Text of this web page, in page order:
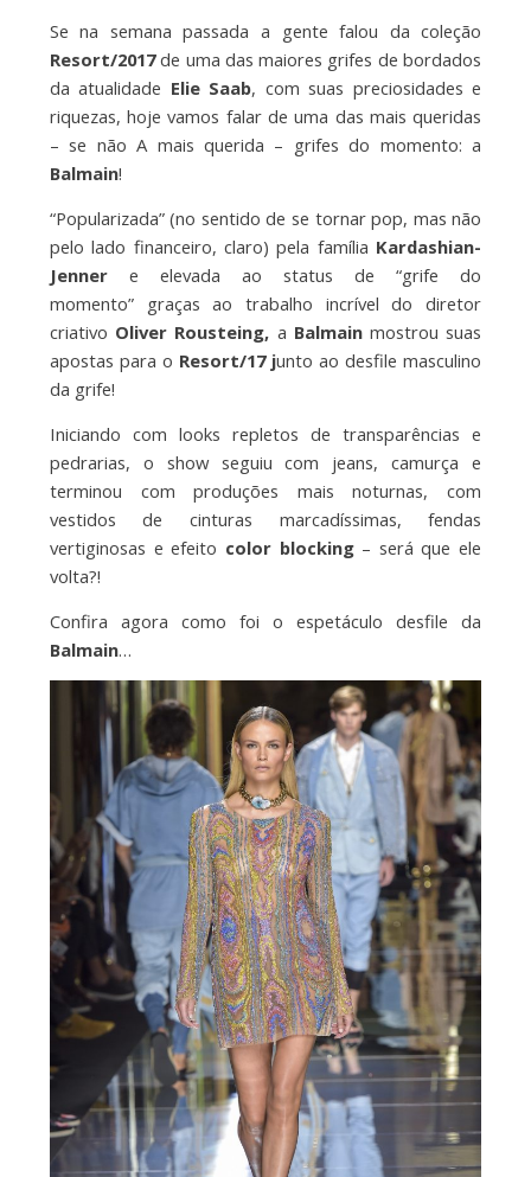
Se na semana passada a gente falou da coleção
Resort/2017de uma das maiores grifes de bordados
da atualidade Elie Saab, com suas preciosidades e
riquezas, hoje vamos falar de uma das mais queridas
– se não A mais querida – grifes do momento: a
Balmain!
“Popularizada” (no sentido de se tornar pop, mas não
pelo lado financeiro, claro) pela família Kardashian-
Jennere elevada ao status de “grife do
momento” graças ao trabalho incrível do diretor
criativo Oliver Rousteing, a Balmainmostrou suas
apostas para o Resort/17 junto ao desfile masculino
da grife!
Iniciando com looks repletos de transparências e
pedrarias, o show seguiu com jeans, camurça e
terminou com produções mais noturnas, com
vestidos de cinturas marcadíssimas, fendas
vertiginosas e efeito color blocking– será que ele
volta?!
Confira agora como foi o espetáculo desfile da
Balmain…